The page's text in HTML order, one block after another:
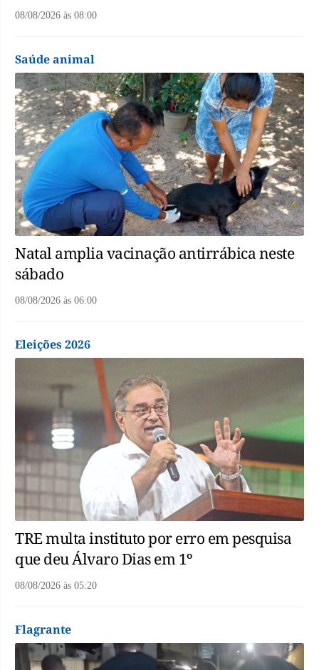
08/08/2026 às 08:00
Saúde animal
Natal amplia vacinação antirrábica neste
sábado
08/08/2026 às 06:00
Eleições 2026
TRE multa instituto por erro em pesquisa
que deu Álvaro Dias em 1º
08/08/2026 às 05:20
Flagrante